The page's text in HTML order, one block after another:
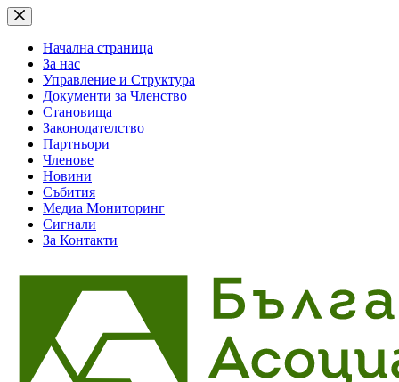
Skip
to
contentНачална страница
За нас
Управление и Структура
Документи за Членство
Становища
Законодателство
Партньори
Членове
Новини
Събития
Медиа Мониторинг
Сигнали
За Контакти